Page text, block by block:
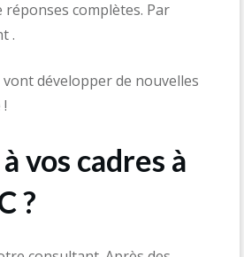
complètes. Par
.
développer de nouvelles
vos cadres à
?